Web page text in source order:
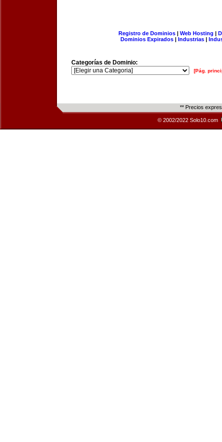
Registro de Dominios| Web Hosting |
Dominios Expirados | Industrias |
Categorías de Dominio:
[Pág.
** Precios
© 2002/2022 Solo10.com